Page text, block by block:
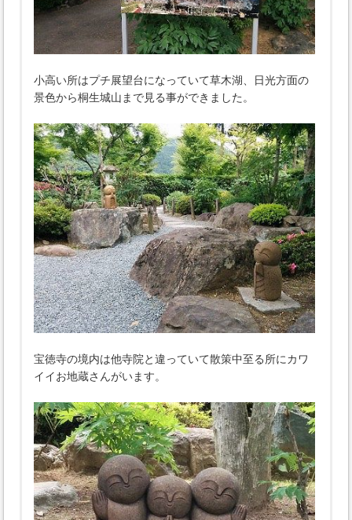
小高い所はプチ展望台になっていて草木湖、日光方面の
景色から桐生城山まで見る事ができました。
宝徳寺の境内は他寺院と違っていて散策中至る所にカワ
イイお地蔵さんがいます。